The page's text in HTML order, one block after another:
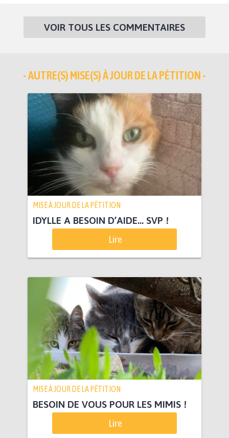
VOIR TOUS LES COMMENTAIRES
- AUTRE(S) MISE(S) À JOUR DE LA PÉTITION -
MISE À JOUR DE LA PÉTITION
IDYLLE A BESOIN D’AIDE… SVP !
Lire
MISE À JOUR DE LA PÉTITION
BESOIN DE VOUS POUR LES MIMIS !
Lire